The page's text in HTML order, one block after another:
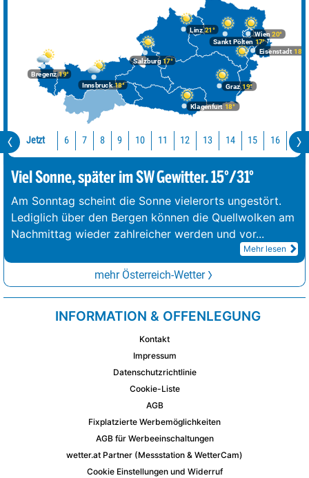
Bregenz19°
Graz19°
Innsbruck18°
Klagenfurt 18°
Linz21°
Salzburg17°
Wien 20°
Eisenstadt 18°
Sankt Pölten 17°
Jetzt 6 7 8 9 10 11 12 13 14 15 16 17
Viel Sonne, später im SW Gewitter. 15°/31°
Am Sonntag scheint die Sonne vielerorts ungestört.
Lediglich über den Bergen können die Quellwolken am
Nachmittag wieder zahlreicher werden und vor...
Mehr lesen
mehr Österreich-Wetter
INFORMATION & OFFENLEGUNG
Kontakt
Impressum
Datenschutzrichtlinie
Cookie-Liste
AGB
Fixplatzierte Werbemöglichkeiten
AGB für Werbeeinschaltungen
wetter.at Partner (Messstation & WetterCam)
Cookie Einstellungen und Widerruf